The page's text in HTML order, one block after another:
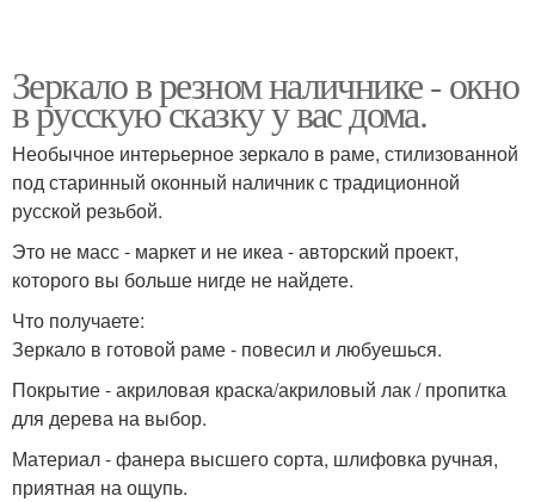
Зеркало в резном наличнике - окно
в русскую сказку у вас дома.
Необычное интерьерное зеркало в раме, стилизованной
под старинный оконный наличник с традиционной
русской резьбой.
Это не масс - маркет и не икеа - авторский проект,
которого вы больше нигде не найдете.
Что получаете:
Зеркало в готовой раме - повесил и любуешься.
Покрытие - акриловая краска/акриловый лак / пропитка
для дерева на выбор.
Материал - фанера высшего сорта, шлифовка ручная,
приятная на ощупь.